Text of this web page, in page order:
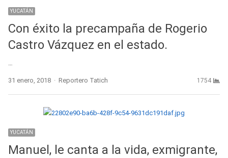
YUCATÁN
Con éxito la precampaña de Rogerio
Castro Vázquez en el estado.
…
31 enero, 2018 Author
Reportero Tatich 1754
YUCATÁN
Manuel, le canta a la vida, exmigrante,